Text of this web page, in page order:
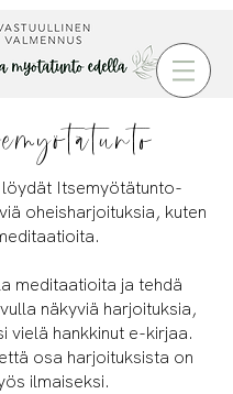
Itsemyötätunto-
oheisharjoituksia, kuten
meditaatioita ja tehdä
näkyviä harjoituksia,
vielä hankkinut e-kirjaa.
osa harjoituksista on
ilmaiseksi.